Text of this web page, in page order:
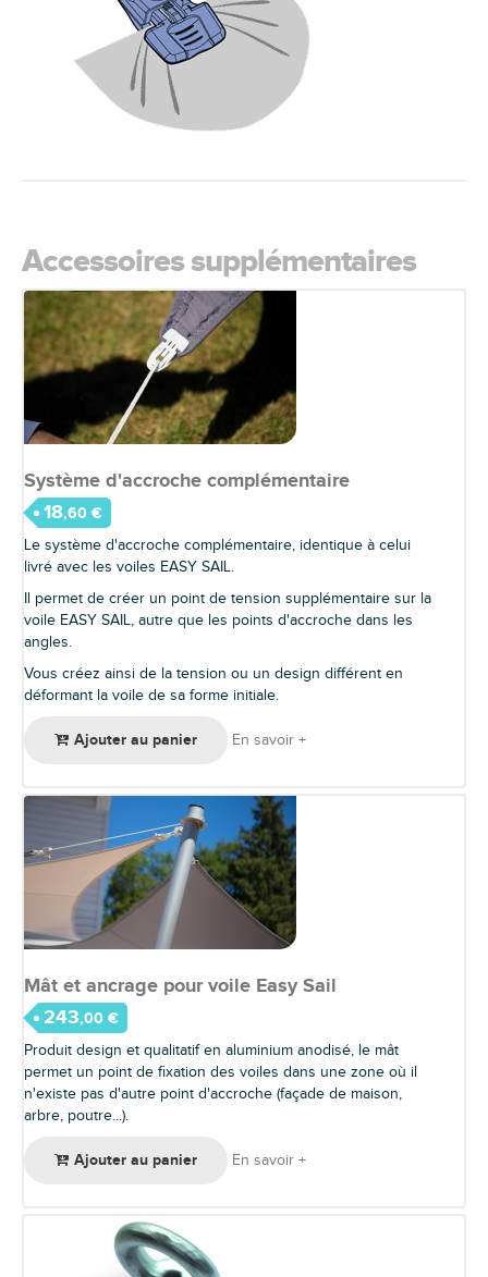
Accessoires supplémentaires
Système d'accroche complémentaire
18,60 €
Le système d'accroche complémentaire, identique à celui
livré avec les voiles EASY SAIL.
Il permet de créer un point de tension supplémentaire sur la
voile EASY SAIL, autre que les points d'accroche dans les
angles.
Vous créez ainsi de la tension ou un design différent en
déformant la voile de sa forme initiale.
Ajouter au panier En savoir +
Mât et ancrage pour voile Easy Sail
243,00 €
Produit design et qualitatif en aluminium anodisé, le mât
permet un point de fixation des voiles dans une zone où il
n'existe pas d'autre point d'accroche (façade de maison,
arbre, poutre...).
Ajouter au panier En savoir +